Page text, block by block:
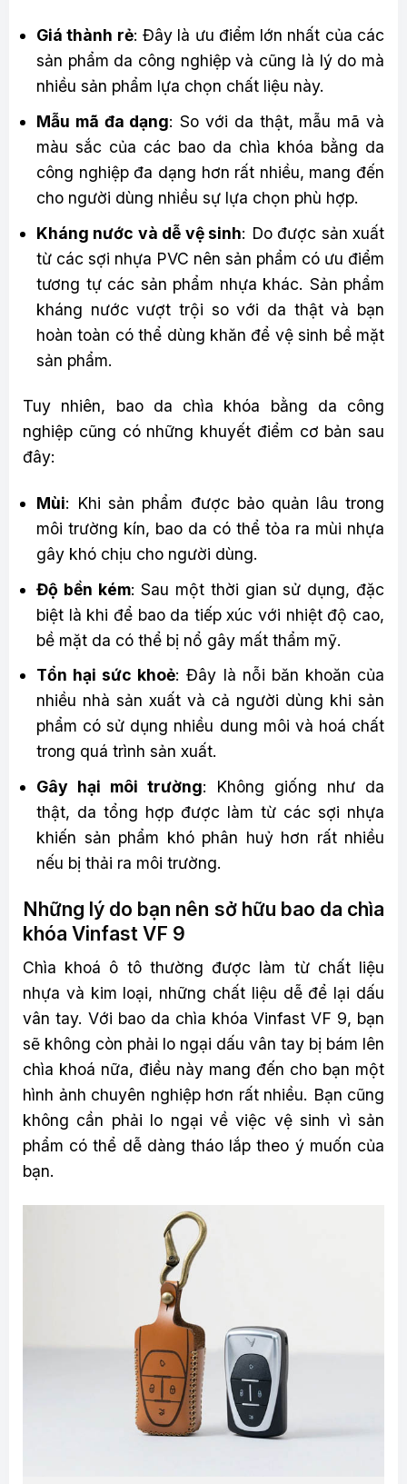
Giá thành rẻ: Đây là ưu điểm lớn nhất của các
sản phẩm da công nghiệp và cũng là lý do mà
nhiều sản phẩm lựa chọn chất liệu này.
Mẫu mã đa dạng: So với da thật, mẫu mã và
màu sắc của các bao da chìa khóa bằng da
công nghiệp đa dạng hơn rất nhiều, mang đến
cho người dùng nhiều sự lựa chọn phù hợp.
Kháng nước và dễ vệ sinh: Do được sản xuất
từ các sợi nhựa PVC nên sản phẩm có ưu điểm
tương tự các sản phẩm nhựa khác. Sản phẩm
kháng nước vượt trội so với da thật và bạn
hoàn toàn có thể dùng khăn để vệ sinh bề mặt
sản phẩm.
Tuy nhiên, bao da chìa khóa bằng da công
nghiệp cũng có những khuyết điểm cơ bản sau
đây:
Mùi: Khi sản phẩm được bảo quản lâu trong
môi trường kín, bao da có thể tỏa ra mùi nhựa
gây khó chịu cho người dùng.
Độ bền kém: Sau một thời gian sử dụng, đặc
biệt là khi để bao da tiếp xúc với nhiệt độ cao,
bề mặt da có thể bị nổ gây mất thẩm mỹ.
Tổn hại sức khoẻ: Đây là nỗi băn khoăn của
nhiều nhà sản xuất và cả người dùng khi sản
phẩm có sử dụng nhiều dung môi và hoá chất
trong quá trình sản xuất.
Gây hại môi trường: Không giống như da
thật, da tổng hợp được làm từ các sợi nhựa
khiến sản phẩm khó phân huỷ hơn rất nhiều
nếu bị thải ra môi trường.
Những lý do bạn nên sở hữu bao da chìa
khóa Vinfast VF 9
Chìa khoá ô tô thường được làm từ chất liệu
nhựa và kim loại, những chất liệu dễ để lại dấu
vân tay. Với bao da chìa khóa Vinfast VF 9, bạn
sẽ không còn phải lo ngại dấu vân tay bị bám lên
chìa khoá nữa, điều này mang đến cho bạn một
hình ảnh chuyên nghiệp hơn rất nhiều. Bạn cũng
không cần phải lo ngại về việc vệ sinh vì sản
phẩm có thể dễ dàng tháo lắp theo ý muốn của
bạn.